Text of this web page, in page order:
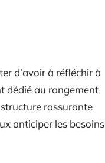
d’avoir à réfléchir à
dédié au rangement
rassurante
anticiper les besoins